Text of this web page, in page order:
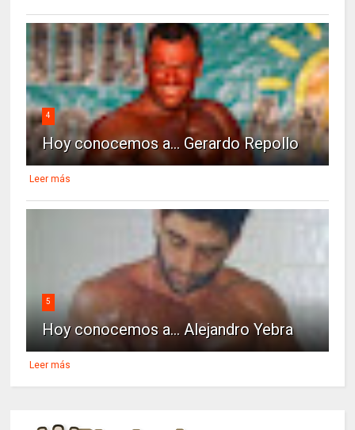
4
Hoy conocemos a... Gerardo Repollo
Leer más
5
Hoy conocemos a... Alejandro Yebra
Leer más